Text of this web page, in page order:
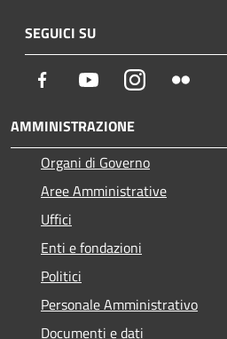
SEGUICI SU
Facebook YoutubeInstagram
AMMINISTRAZIONE
Organi di Governo
Aree Amministrative
Uffici
Enti e fondazioni
Politici
Personale Amministrativo
Documenti e dati